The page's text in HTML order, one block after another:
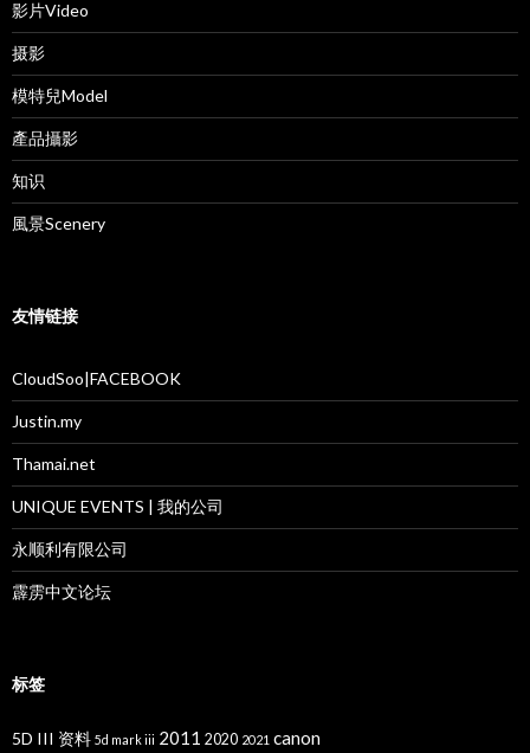
影片Video
摄影
模特兒Model
產品攝影
知识
風景Scenery
友情链接
CloudSoo|FACEBOOK
Justin.my
Thamai.net
UNIQUE EVENTS | 我的公司
永顺利有限公司
霹雳中文论坛
标签
5D III 资料 5d mark iii 2011 2020 2021 canon